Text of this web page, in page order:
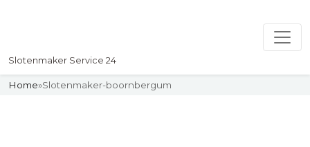
Slotenmaker Service 24
Home»Slotenmaker-boornbergum